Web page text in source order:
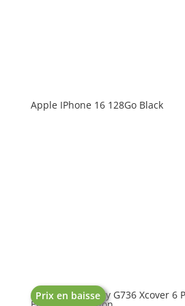
Apple IPhone 16 128Go Black
Prix en baisse
SAMSUNG Galaxy G736 Xcover 6